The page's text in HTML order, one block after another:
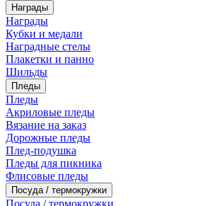
Награды
Награды
Кубки и медали
Наградные стелы
Плакетки и панно
Шильды
Пледы
Пледы
Акриловые пледы
Вязание на заказ
Дорожные пледы
Плед-подушка
Пледы для пикника
Флисовые пледы
Посуда / термокружки
Посуда / термокружки